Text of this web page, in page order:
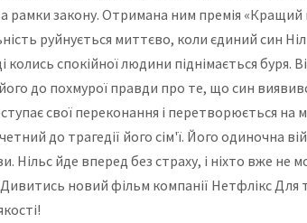
рамки закону. Отримана ним премія
руйнується миттєво, коли єдиний син
колись спокійної людини піднімається
до похмурої правди про те, що син
свої переконання і перетворюється
до трагедії його сім'ї. Його одиночна
Нільс йде вперед без страху, і ніхто вже
новий фільм компанії Нетфлікс